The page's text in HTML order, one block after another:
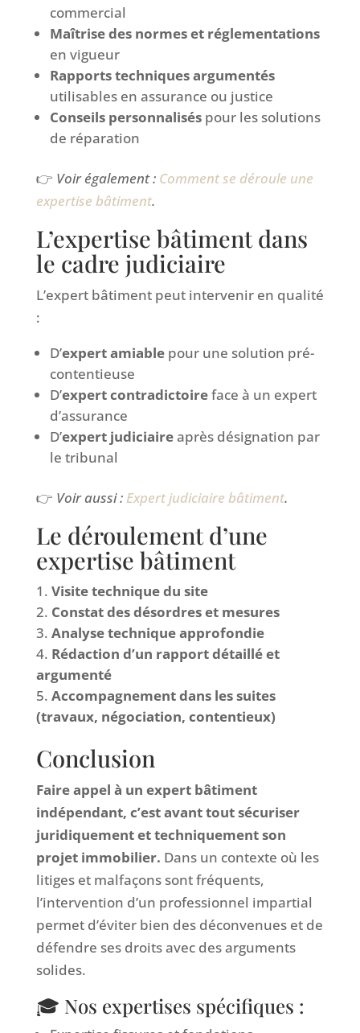
commercial
Maîtrise des normes et réglementations
en vigueur
Rapports techniques argumentés
utilisables en assurance ou justice
Conseils personnaliséspour les solutions
de réparation
👉 Voir également : Comment se déroule une
expertise bâtiment.
L’expertise bâtiment dans
le cadre judiciaire
L’expert bâtiment peut intervenir en qualité
:
D’expert amiablepour une solution pré-
contentieuse
D’expert contradictoireface à un expert
d’assurance
D’expert judiciaireaprès désignation par
le tribunal
👉 Voir aussi : Expert judiciaire bâtiment.
Le déroulement d’une
expertise bâtiment
Visite technique du site
Constat des désordres et mesures
Analyse technique approfondie
Rédaction d’un rapport détaillé et
argumenté
Accompagnement dans les suites
(travaux, négociation, contentieux)
Conclusion
Faire appel à un expert bâtiment
indépendant, c’est avant tout sécuriser
juridiquement et techniquement son
projet immobilier. Dans un contexte où les
litiges et malfaçons sont fréquents,
l’intervention d’un professionnel impartial
permet d’éviter bien des déconvenues et de
défendre ses droits avec des arguments
solides.
🎓 Nos expertises spécifiques :